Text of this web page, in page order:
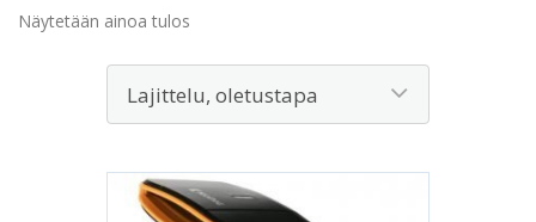
Näytetään ainoa tulos